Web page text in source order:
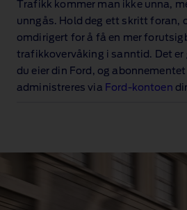
Trafikk kommer man ikke unna,
unngås. Hold deg ett skritt foran,
omdirigert for å få en mer
trafikkovervåking i sanntid. Det
du eier din Ford, og
administreres via Ford‑kontoen